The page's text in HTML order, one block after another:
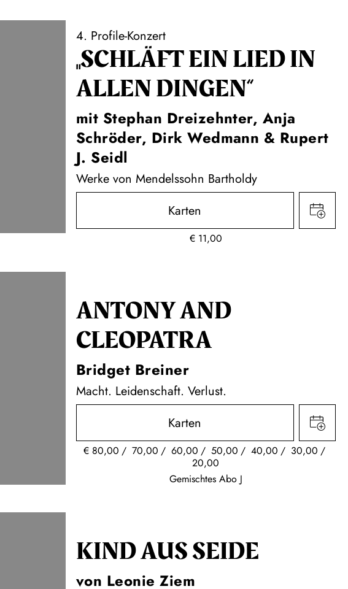
4. Profile-Konzert
„SCHLÄFT EIN LIED IN
ALLEN DINGEN“
mit Stephan Dreizehnter, Anja
Schröder, Dirk Wedmann & Rupert
J. Seidl
Werke von Mendelssohn Bartholdy
Karten
€ 11,00
ANTONY AND
CLEOPATRA
Bridget Breiner
Macht. Leidenschaft. Verlust.
Karten
€ 80,00 70,00 60,00 50,00 40,00
30,00
20,00
Gemischtes Abo J
KIND AUS SEIDE
von Leonie Ziem